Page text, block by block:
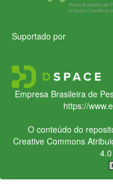
Suportado por
Empresa Brasileira de
https://
O conteúdo do
Creative Commons